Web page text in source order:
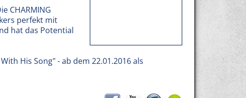
CHARMING
perfekt mit
hat das Potential
With His Song" - ab dem 22.01.2016 als